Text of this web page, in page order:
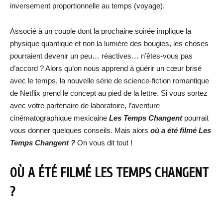
inversement proportionnelle au temps (voyage).
Associé à un couple dont la prochaine soirée implique la
physique quantique et non la lumière des bougies, les choses
pourraient devenir un peu… réactives… n’êtes-vous pas
d’accord ? Alors qu’on nous apprend à guérir un cœur brisé
avec le temps, la nouvelle série de science-fiction romantique
de Netflix prend le concept au pied de la lettre. Si vous sortez
avec votre partenaire de laboratoire, l’aventure
cinématographique mexicaine Les Temps Changentpourrait
vous donner quelques conseils. Mais alors où a été filmé Les
Temps Changent ? On vous dit tout !
OÙ A ÉTÉ FILMÉ LES TEMPS CHANGENT
?